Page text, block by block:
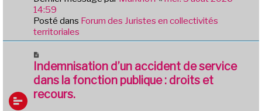
e
a
u
m
e
a
g
e
14:59
Posté dans Forum des Juristes en collectivités
territoriales
o
u
v
e
Indemnisation d’un accident de service
dans la fonction publique : droits et
recours.